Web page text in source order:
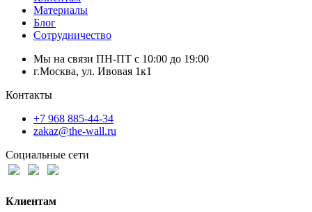
Материалы
Блог
Сотрудничество
Мы на связи ПН-ПТ с 10:00 до 19:00
г.Москва, ул. Ивовая 1к1
Контакты
+7 968 885-44-34
zakaz@the-wall.ru
Социальные сети
Клиентам